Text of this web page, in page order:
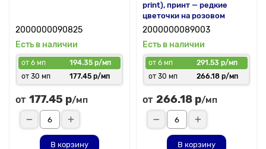
2000000090825
Есть в наличии
от 6 мп
194.35 р/мп
от 30 мп
177.45 р/мп
от 177.45 р/мп
В корзину
print), принт — редкие
цветочки на розовом
2000000089003
Есть в наличии
от 6 мп
291.53 р/мп
от 30 мп
266.18 р/мп
от 266.18 р/мп
В корзину